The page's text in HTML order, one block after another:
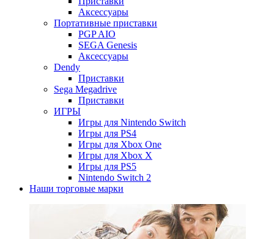
Аксессуары
Портативные приставки
PGP AIO
SEGA Genesis
Аксессуары
Dendy
Приставки
Sega Megadrive
Приставки
ИГРЫ
Игры для Nintendo Switch
Игры для PS4
Игры для Xbox One
Игры для Xbox X
Игры для PS5
Nintendo Switch 2
Наши торговые марки